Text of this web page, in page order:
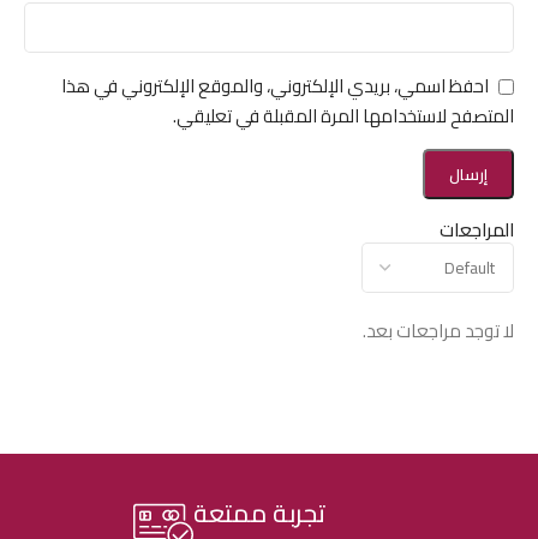
المراجعات
لا توجد مراجعات بعد.
احفظ اسمي، بريدي الإلكتروني، والموقع الإلكتروني في هذا
المتصفح لاستخدامها المرة المقبلة في تعليقي.
تجربة ممتعة